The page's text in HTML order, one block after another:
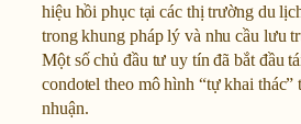
hiệu hồi phục tại các thị trường du
trong khung pháp lý và nhu cầu lưu
Một số chủ đầu tư uy tín đã bắt đầu
condotel theo mô hình “tự khai
nhuận.